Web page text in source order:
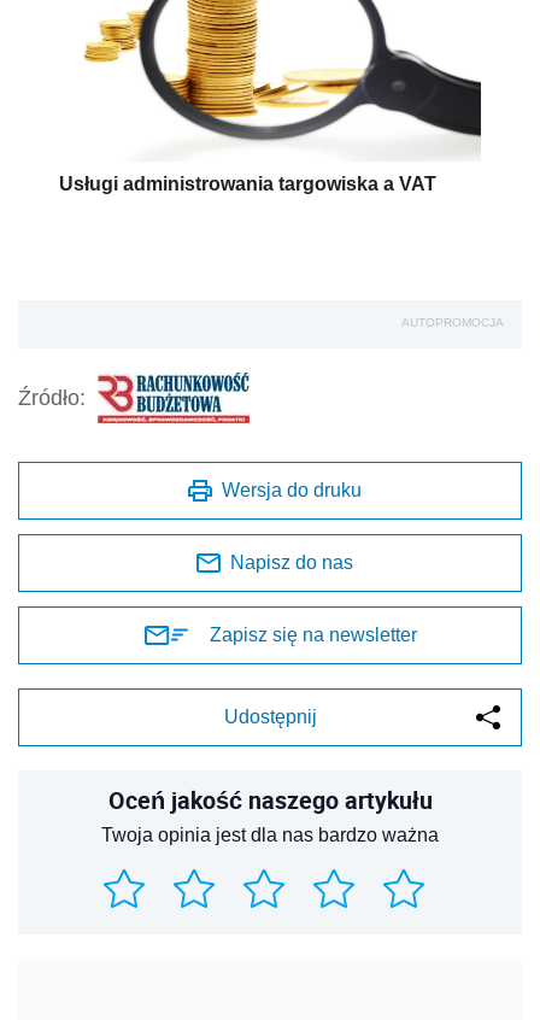
Usługi administrowania targowiska a VAT
AUTOPROMOCJA
Źródło:
Wersja do druku
Napisz do nas
Zapisz się na newsletter
Udostępnij
Oceń jakość naszego artykułu
Twoja opinia jest dla nas bardzo ważna